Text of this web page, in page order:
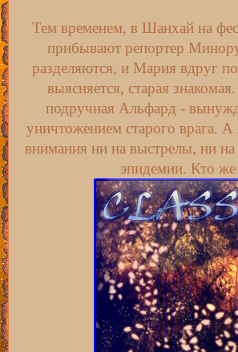
Тем временем, в Шанхай на
прибывают репортер
разделяются, и Мария вдруг
выясняется, старая
подручная Альфард -
уничтожением старого врага.
внимания ни на выстрелы, ни
эпидемии. Кто